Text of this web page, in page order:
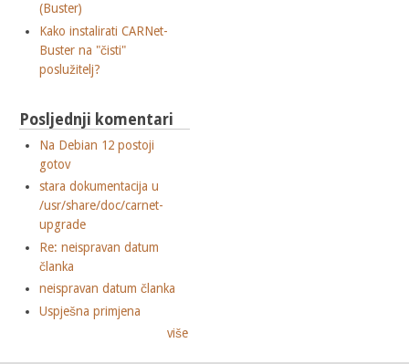
(Buster)
Kako instalirati CARNet-
Buster na "čisti"
poslužitelj?
Posljednji komentari
Na Debian 12 postoji
gotov
stara dokumentacija u
/usr/share/doc/carnet-
upgrade
Re: neispravan datum
članka
neispravan datum članka
Uspješna primjena
više